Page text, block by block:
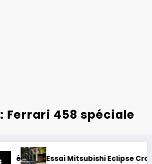
Ferrari 458 spéciale
Essai Mitsubishi Eclipse Cross